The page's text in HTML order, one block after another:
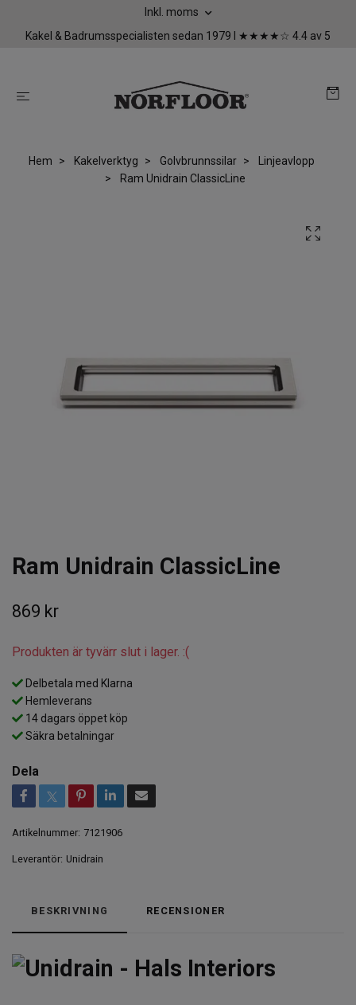
Inkl. moms
Kakel & Badrumsspecialisten sedan 1979 I ★★★★☆ 4.4 av 5
Hem Kakelverktyg Golvbrunnssilar
Linjeavlopp
Ram Unidrain ClassicLine
Ram Unidrain ClassicLine
869 kr
Produkten är tyvärr slut i lager. :(
Delbetala med Klarna
Hemleverans
14 dagars öppet köp
Säkra betalningar
Dela
Artikelnummer: 7121906
Leverantör: Unidrain
BESKRIVNING RECENSIONER